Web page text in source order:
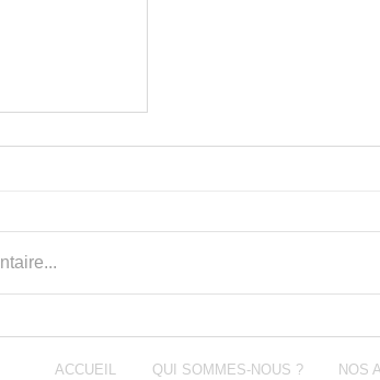
jardins
ACCUEIL QUI SOMMES-NOUS ? NOS